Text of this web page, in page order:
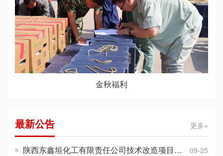
金秋福利
最新公告 更多+
陕西东鑫垣化工有限责任公司技术改造项目环境影响报告书征求意见稿公示 09-25